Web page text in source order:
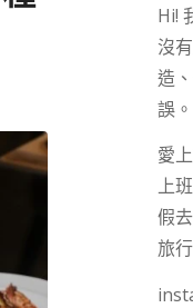
Hi!
沒
造
誤。
愛
上
假
旅行